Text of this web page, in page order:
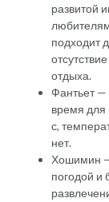
развитой
подходит
отдыха.
Фантьет —
время для
с,
нет.
Хошимин —
погодой и